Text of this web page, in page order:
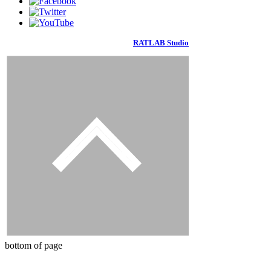
RATLAB Studio
bottom of page